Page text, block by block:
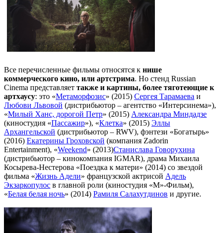
Все перечисленные фильмы относятся к нише
коммерческого кино, или артстрима. Но стенд Russian
Cinema представляет также и картины, более тяготеющие к
артхаусу: это «Метаморфозис» (2015) Сергея Тарамаева и
Любови Львовой (дистрибьютор – агентство «Интерсинема»),
«Милый Ханс, дорогой Петр» (2015) Александра Миндадзе
(киностудия «Пассажир»), «Клетка» (2015) Эллы
Архангельской (дистрибьютор – RWV), фэнтези «Богатырь»
(2016) Екатерины Гроховской (компания Zadorin
Entertainment), «Weekend» (2013)Станислава Говорухина
(дистрибьютор – кинокомпания IGMAR), драма Михаила
Косырева-Нестерова «Поездка к матери» (2014) со звездой
фильма «Жизнь Адели» французской актрисой Адель
Экзаркопулос в главной роли (киностудия «М»-Фильм),
«Белая белая ночь» (2014) Рамиля Салахутдинов и другие.